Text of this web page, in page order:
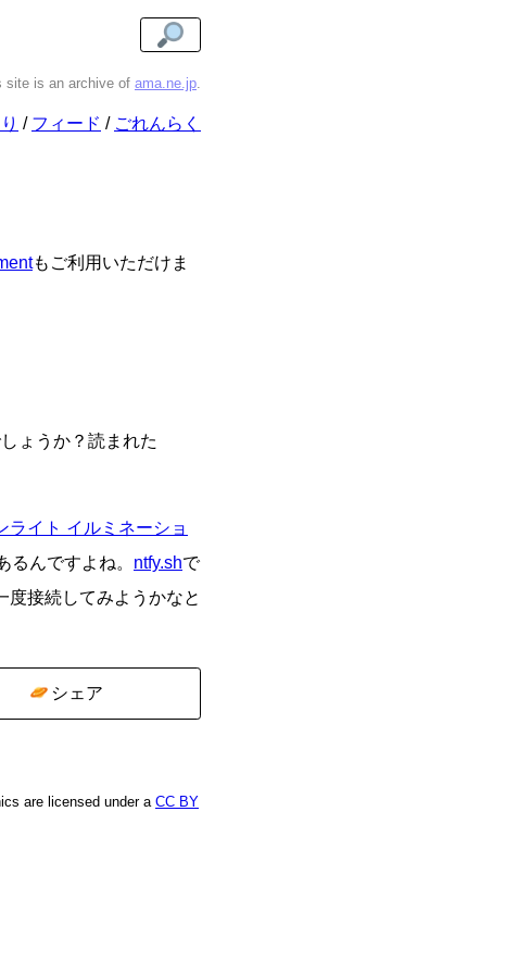
site is an archive of ama.ne.jp.
フィード ごれんらく
もご利用いただけま
ょうか？読まれた
ライト イルミネーショ
んですよね。 ntfy.shで
度接続してみようかなと
シェア
are licensed under a CC BY